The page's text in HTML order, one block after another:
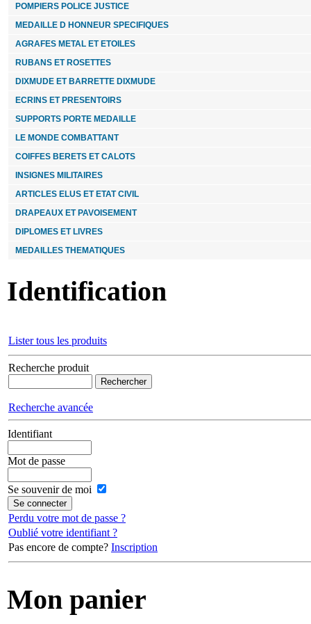
POMPIERS POLICE JUSTICE
MEDAILLE D HONNEUR SPECIFIQUES
AGRAFES METAL ET ETOILES
RUBANS ET ROSETTES
DIXMUDE ET BARRETTE DIXMUDE
ECRINS ET PRESENTOIRS
SUPPORTS PORTE MEDAILLE
LE MONDE COMBATTANT
COIFFES BERETS ET CALOTS
INSIGNES MILITAIRES
ARTICLES ELUS ET ETAT CIVIL
DRAPEAUX ET PAVOISEMENT
DIPLOMES ET LIVRES
MEDAILLES THEMATIQUES
Identification
Lister tous les produits
Recherche produit
Recherche avancée
Identifiant
Mot de passe
Se souvenir de moi
Perdu votre mot de passe ?
Oublié votre identifiant ?
Pas encore de compte? Inscription
Mon panier
CIVIL
PLAQUE FUNERAIRE FNACA
DIXMUDE COURAGE ET DEVOUEMENT 2ème
classe
MEDAILLE COMMEMORATIVE AFN réduction
30.00 €